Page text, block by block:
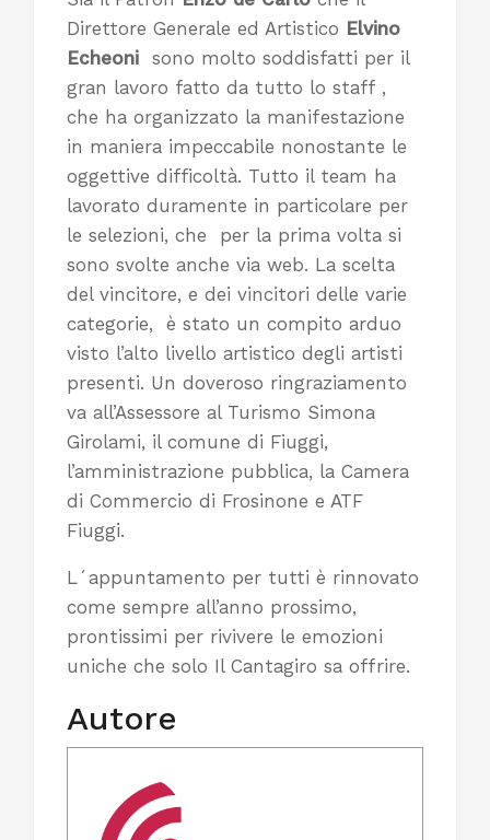
Direttore Generale ed Artistico Elvino
Echeoni sono molto soddisfatti per il
gran lavoro fatto da tutto lo staff ,
che ha organizzato la manifestazione
in maniera impeccabile nonostante le
oggettive difficoltà. Tutto il team ha
lavorato duramente in particolare per
le selezioni, che per la prima volta si
sono svolte anche via web. La scelta
del vincitore, e dei vincitori delle varie
categorie, è stato un compito arduo
visto l’alto livello artistico degli artisti
presenti. Un doveroso ringraziamento
va all’Assessore al Turismo Simona
Girolami, il comune di Fiuggi,
l’amministrazione pubblica, la Camera
di Commercio di Frosinone e ATF
Fiuggi.
L´appuntamento per tutti è rinnovato
come sempre all’anno prossimo,
prontissimi per rivivere le emozioni
uniche che solo Il Cantagiro sa offrire.
Autore